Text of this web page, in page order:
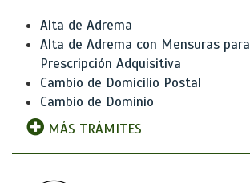
Alta de Adrema
Alta de Adrema con Mensuras para
Prescripción Adquisitiva
Cambio de Domicilio Postal
Cambio de Dominio
MÁS TRÁMITES